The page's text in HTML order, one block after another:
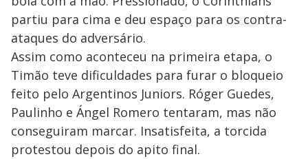
partiu para cima e deu espaço para os contra-
ataques do adversário.
Assim como aconteceu na primeira etapa, o
Timão teve dificuldades para furar o bloqueio
feito pelo Argentinos Juniors. Róger Guedes,
Paulinho e Ángel Romero tentaram, mas não
conseguiram marcar. Insatisfeita, a torcida
protestou depois do apito final.